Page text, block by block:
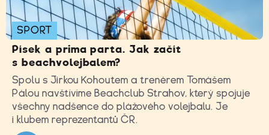
SPORT
Písek a prima parta. Jak začít
s beachvolejbalem?
Spolu s Jirkou Kohoutem a trenérem Tomášem
Pálou navštívíme Beachclub Strahov, který spojuje
všechny nadšence do plážového volejbalu. Je
i klubem reprezentantů ČR.